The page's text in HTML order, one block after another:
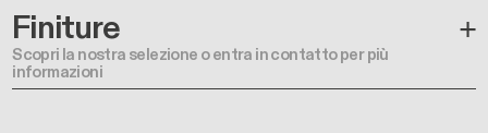
Finiture
Scopri la nostra selezione o entra in contatto per più
informazioni